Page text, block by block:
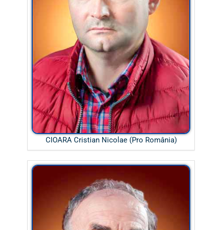
CIOARA Cristian Nicolae (Pro România)